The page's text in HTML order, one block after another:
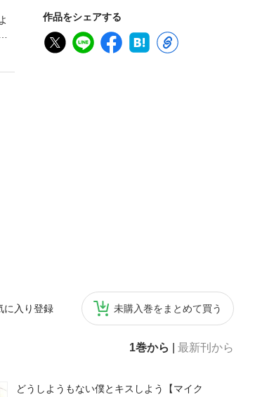
作品をシェアする
に入り登録 未購入巻をまとめて買う
1巻から 最新刊から
どうしようもない僕とキスしよう【マイク